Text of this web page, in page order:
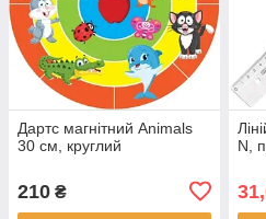
Дартс магнітний Animals
30 см, круглий
210 ₴
N,